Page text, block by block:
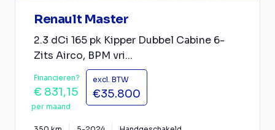
Renault Master
2.3 dCi 165 pk Kipper Dubbel Cabine 6-
Zits Airco, BPM vri...
Financieren?
€ 831,15
per maand
excl. BTW
€35.800